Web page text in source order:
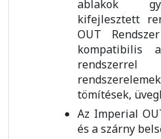
ablakok
kifejlesztett
OUT
kompatibilis
tömítések,
Az Imperial
és a szárny